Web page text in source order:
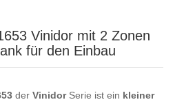
Vinidor mit 2 Zonen
für den Einbau
der VinidorSerie ist ein kleiner